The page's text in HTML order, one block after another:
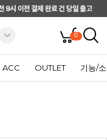
0
ACC OUTLET 기능/